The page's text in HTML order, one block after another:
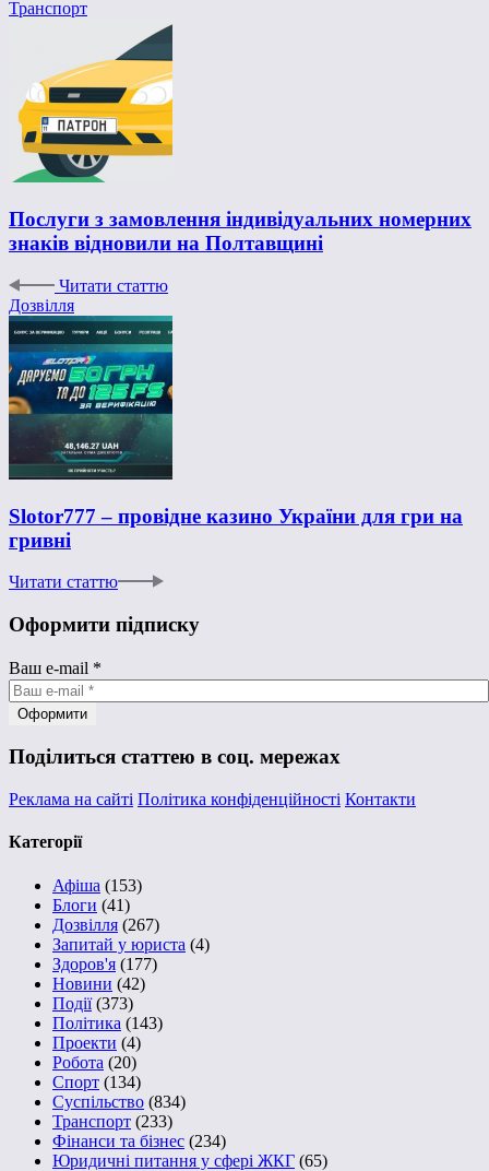
Транспорт
Послуги з замовлення індивідуальних номерних
знаків відновили на Полтавщині
Читати статтю
Дозвілля
Slotor777 – провідне казино України для гри на
гривні
Читати статтю
Оформити підписку
Ваш e-mail *
Поділиться статтею в соц. мережах
Реклама на сайті Політика конфіденційності Контакти
Категорії
Афіша (153)
Блоги (41)
Дозвілля (267)
Запитай у юриста (4)
Здоров'я (177)
Новини (42)
Події(373)
Політика (143)
Проекти (4)
Робота (20)
Спорт (134)
Суспільство (834)
Транспорт (233)
Фінанси та бізнес (234)
Юридичні питання у сфері ЖКГ (65)